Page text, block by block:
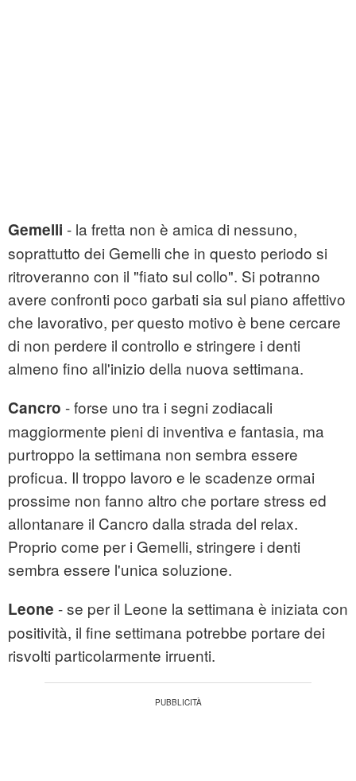
Gemelli - la fretta non è amica di nessuno,
soprattutto dei Gemelli che in questo periodo si
ritroveranno con il "fiato sul collo". Si potranno
avere confronti poco garbati sia sul piano affettivo
che lavorativo, per questo motivo è bene cercare
di non perdere il controllo e stringere i denti
almeno fino all'inizio della nuova settimana.
Cancro - forse uno tra i segni zodiacali
maggiormente pieni di inventiva e fantasia, ma
purtroppo la settimana non sembra essere
proficua. Il troppo lavoro e le scadenze ormai
prossime non fanno altro che portare stress ed
allontanare il Cancro dalla strada del relax.
Proprio come per i Gemelli, stringere i denti
sembra essere l'unica soluzione.
Leone - se per il Leone la settimana è iniziata con
positività, il fine settimana potrebbe portare dei
risvolti particolarmente irruenti.